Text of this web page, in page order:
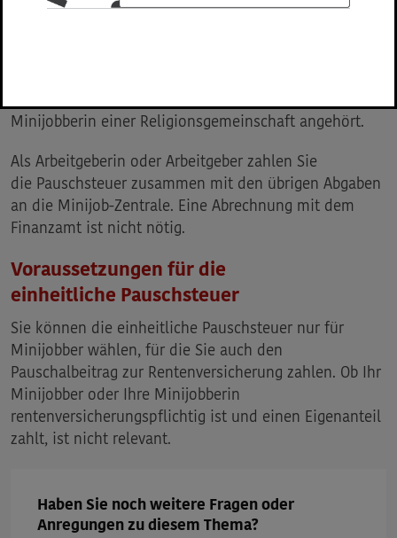
Minijobberin einer Religionsgemeinschaft angehört.
Als Arbeitgeberin oder Arbeitgeber zahlen Sie
die Pauschsteuer zusammen mit den übrigen Abgaben
an die Minijob-Zentrale. Eine Abrechnung mit dem
Finanzamt ist nicht nötig.
Voraussetzungen für die
einheitliche Pauschsteuer
Sie können die einheitliche Pauschsteuer nur für
Minijobber wählen, für die Sie auch den
Pauschalbeitrag zur Rentenversicherung zahlen. Ob Ihr
Minijobber oder Ihre Minijobberin
rentenversicherungspflichtig ist und einen Eigenanteil
zahlt, ist nicht relevant.
Haben Sie noch weitere Fragen oder
Anregungen zu diesem Thema?